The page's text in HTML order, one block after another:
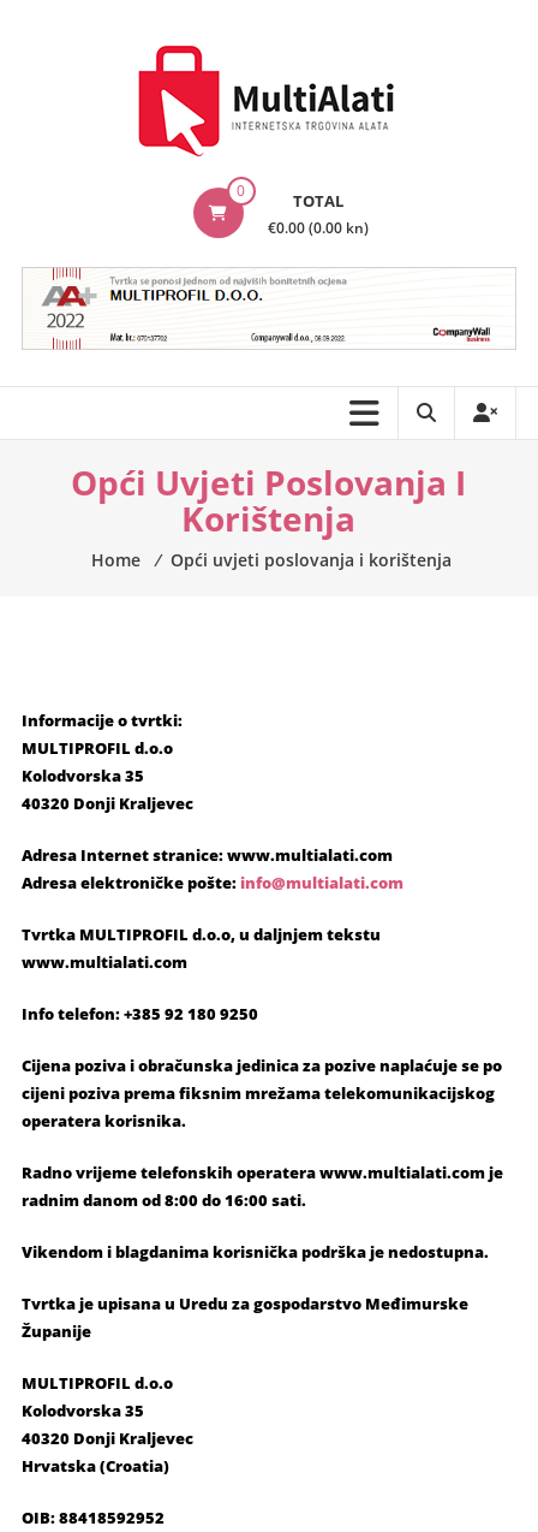
Internetska
trgovina
alata
0 TOTAL
€0.00 (0.00 kn)
Opći Uvjeti Poslovanja I
Korištenja
Home ⁄ Opći uvjeti poslovanja i korištenja
Informacije o tvrtki:
MULTIPROFIL d.o.o
Kolodvorska 35
40320 Donji Kraljevec
Adresa Internet stranice: www.multialati.com
Adresa elektroničke pošte: info@multialati.com
Tvrtka MULTIPROFIL d.o.o, u daljnjem tekstu
www.multialati.com
Info telefon: +385 92 180 9250
Cijena poziva i obračunska jedinica za pozive naplaćuje se po
cijeni poziva prema fiksnim mrežama telekomunikacijskog
operatera korisnika.
Radno vrijeme telefonskih operatera www.multialati.com je
radnim danom od 8:00 do 16:00 sati.
Vikendom i blagdanima korisnička podrška je nedostupna.
Tvrtka je upisana u Uredu za gospodarstvo Međimurske
Županije
MULTIPROFIL d.o.o
Kolodvorska 35
40320 Donji Kraljevec
Hrvatska (Croatia)
OIB: 88418592952